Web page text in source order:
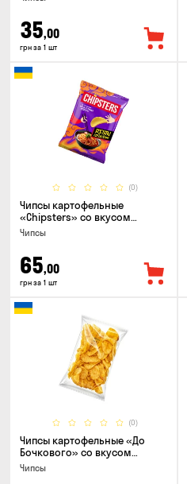
35,00
грн за 1 шт
(0)
Чипсы картофельные
«Chipsters» со вкусом
острый удон, 100г
Чипсы
65,00
грн за 1 шт
(0)
Чипсы картофельные «До
Бочкового» со вкусом
сметаны с зеленью, 100г
Чипсы